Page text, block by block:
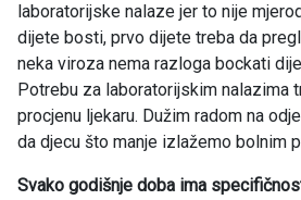
laboratorijske nalaze jer to nije
dijete bosti, prvo dijete treba da
neka viroza nema razloga bockati
Potrebu za laboratorijskim nalazima
procjenu ljekaru. Dužim radom na
da djecu što manje izlažemo bolnim
Svako godišnje doba ima